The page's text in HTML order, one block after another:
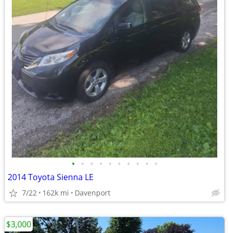
• • • • • • • • • •
2014 Toyota Sienna LE
7/22 162k mi Davenport
$3,000